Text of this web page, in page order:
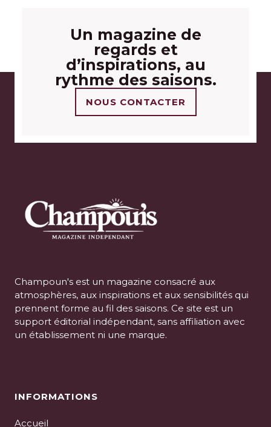
Un magazine de
regards et
d’inspirations, au
rythme des saisons.
NOUS CONTACTER
Champoun's est un magazine consacré aux
atmosphères, aux inspirations et aux sensibilités qui
prennent forme au fil des saisons. Ce site est un
support éditorial indépendant, sans affiliation avec
un établissement ni une marque.
INFORMATIONS
Accueil